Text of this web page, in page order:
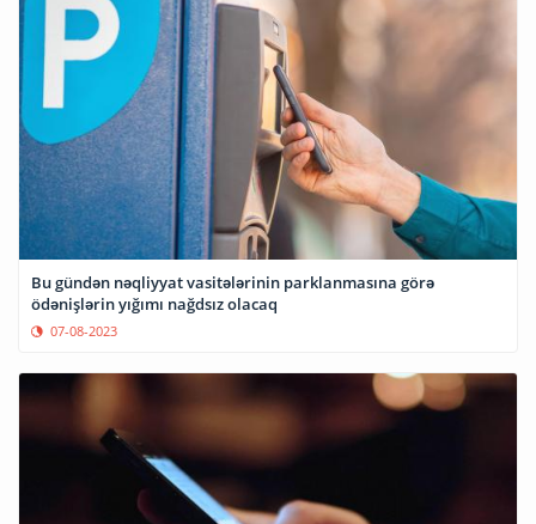
Bu gündən nəqliyyat vasitələrinin parklanmasına görə
ödənişlərin yığımı nağdsız olacaq
07-08-2023